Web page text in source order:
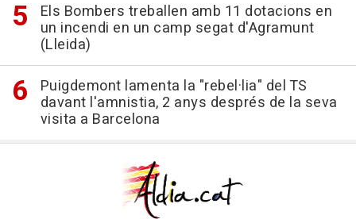
Els Bombers treballen amb 11 dotacions en
un incendi en un camp segat d'Agramunt
(Lleida)
Puigdemont lamenta la "rebel·lia" del TS
davant l'amnistia, 2 anys després de la seva
visita a Barcelona